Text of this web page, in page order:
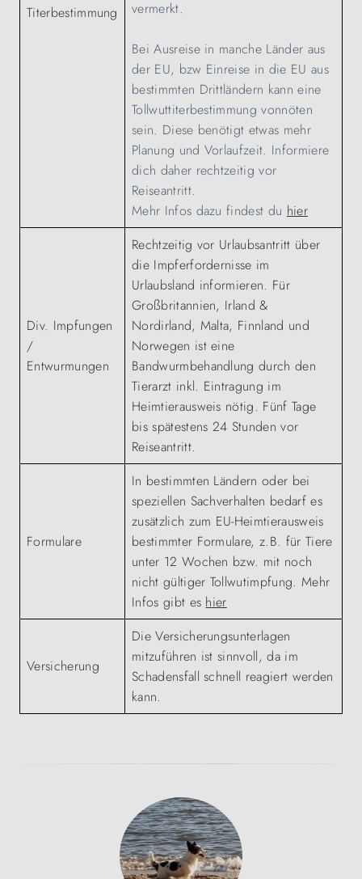
Titerbestimmung
vermerkt.
Bei Ausreise in manche Länder aus
der EU, bzw Einreise in die EU aus
bestimmten Drittländern kann eine
Tollwuttiterbestimmung vonnöten
sein. Diese benötigt etwas mehr
Planung und Vorlaufzeit. Informiere
dich daher rechtzeitig vor
Reiseantritt.
Mehr Infos dazu findest du hier
Div. Impfungen
/
Entwurmungen
Rechtzeitig vor Urlaubsantritt über
die Impferfordernisse im
Urlaubsland informieren. Für
Großbritannien, Irland &
Nordirland, Malta, Finnland und
Norwegen ist eine
Bandwurmbehandlung durch den
Tierarzt inkl. Eintragung im
Heimtierausweis nötig. Fünf Tage
bis spätestens 24 Stunden vor
Reiseantritt.
Formulare
In bestimmten Ländern oder bei
speziellen Sachverhalten bedarf es
zusätzlich zum EU-Heimtierausweis
bestimmter Formulare, z.B. für Tiere
unter 12 Wochen bzw. mit noch
nicht gültiger Tollwutimpfung. Mehr
Infos gibt es hier
Versicherung
Die Versicherungsunterlagen
mitzuführen ist sinnvoll, da im
Schadensfall schnell reagiert werden
kann.